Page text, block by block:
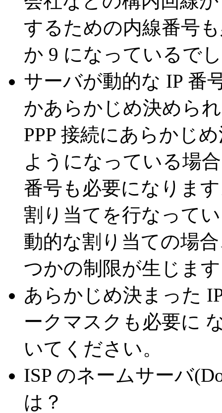
するための内線番号
か 9 になっているで
サーバが動的な IP 番
かあらかじめ決めら
PPP 接続にあらかじ
ようになっている場
番号も必要になりま
割り当てを行なって
動的な割り当ての場
つかの制限が生じま
あらかじめ決まった
ークマスクも必要に
いてください。
ISP のネームサーバ
は？